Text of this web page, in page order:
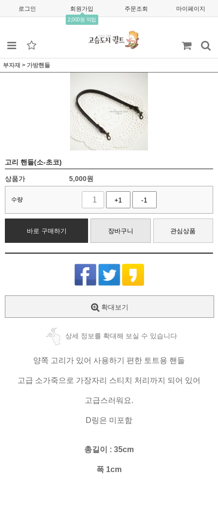
로그인 회원가입
2,000원 적립
주문조회 마이페이지
부자재 > 가방핸들
고리 핸들(소-초코)
상품가 5,000원
수량 +1 -1
바로 구매하기 장바구니 관심상품
확대보기
상세 정보를 확대해 보실 수 있습니다
양쪽 고리가 있어 사용하기 편한 토트용 핸들
고급 소가죽으로 가장자리 스티치 처리까지 되어 있어
고급스러워요.
D링은 미포함
총길이 : 35cm
폭 1cm